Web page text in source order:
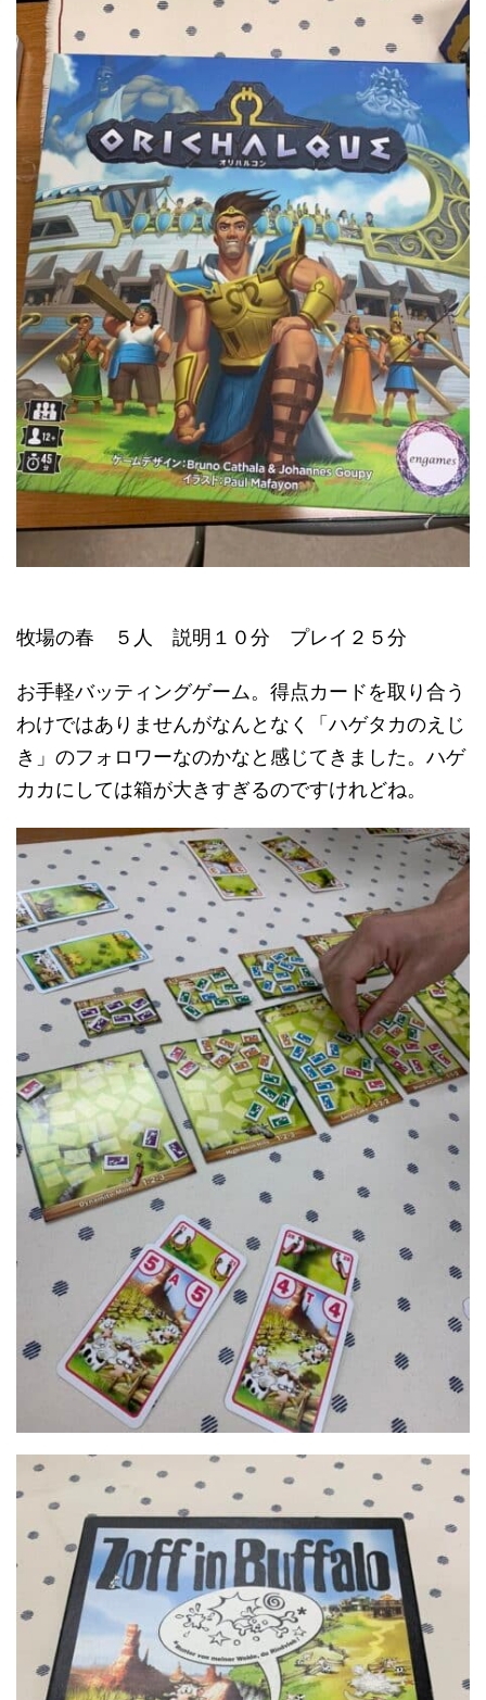
牧場の春 ５人 説明１０分 プレイ２５分
お手軽バッティングゲーム。得点カードを取り合う
わけではありませんがなんとなく「ハゲタカのえじ
き」のフォロワーなのかなと感じてきました。ハゲ
カカにしては箱が大きすぎるのですけれどね。